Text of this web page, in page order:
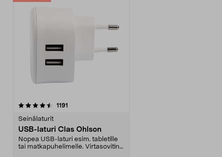
1191
Seinälaturit
USB-laturi Clas Ohlson
Nopea USB-laturi esim. tabletille
tai matkapuhelimelle. Virtasovitin